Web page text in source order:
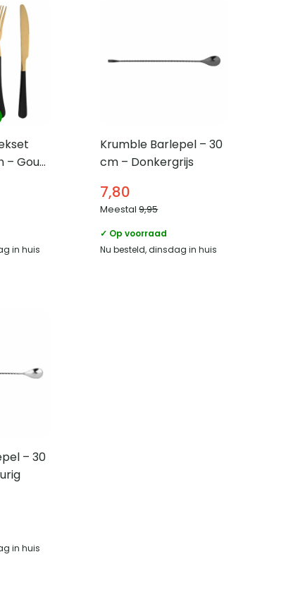
– Goud
in huis
Krumble Barlepel – 30
cm – Donkergrijs
7,80
Meestal9,95
✓ Op voorraad
Nu besteld, dinsdag in huis
– 30
in huis